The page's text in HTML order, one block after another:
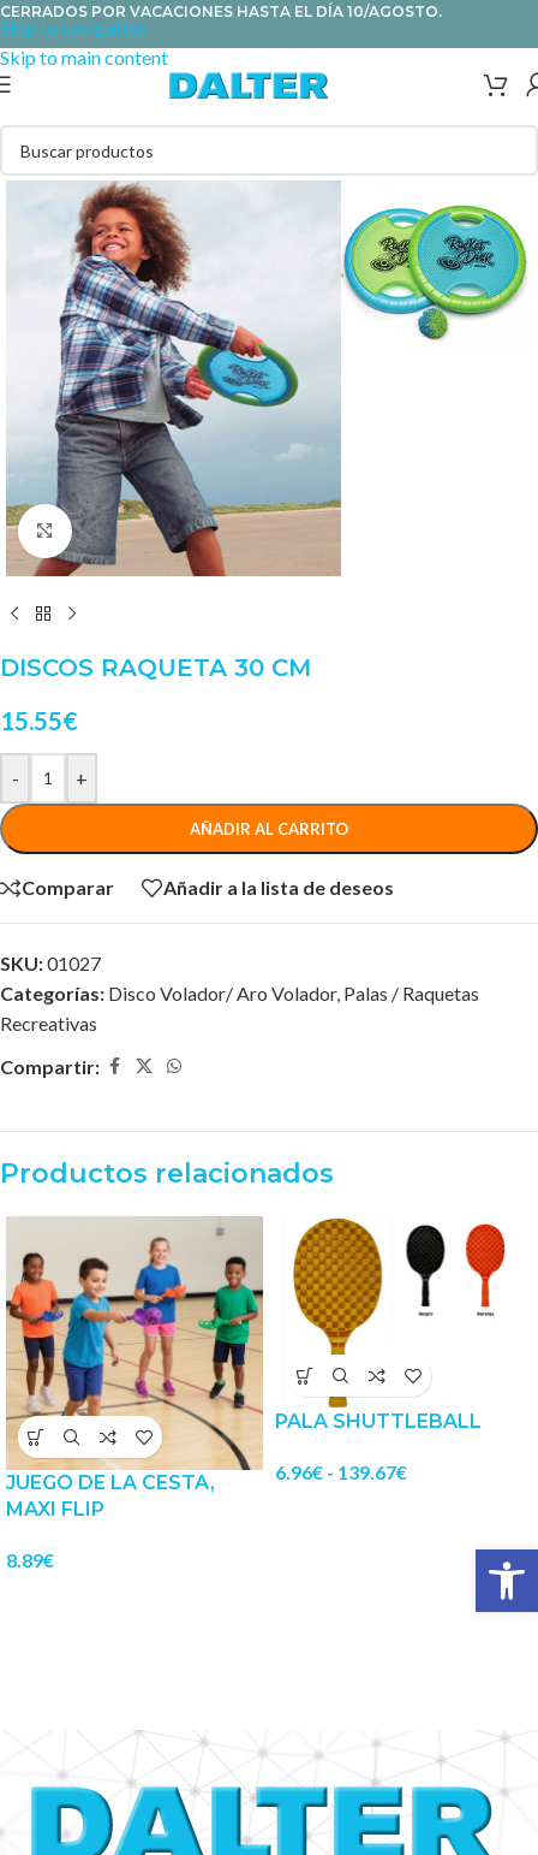
Skip to navigation
Skip to main content
CERRADOS POR VACACIONES HASTA EL DÍA 10/AGOSTO.
Clic para ampliar
DISCOS RAQUETA 30 CM
15.55€
- +
AÑADIR AL CARRITO
Comparar Añadir a la lista de deseos
SKU:01027
Categorías: Disco Volador/ Aro Volador, Palas / Raquetas
Recreativas
Compartir:
Productos relacionados
JUEGO DE LA CESTA,
MAXI FLIP
8.89€
PALA SHUTTLEBALL
6.96€ - 139.67€
Abrir